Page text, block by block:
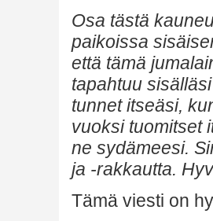
Osa tästä
paikoissa
että tämä
tapahtuu
tunnet itseäsi,
vuoksi tuomitset
ne sydämeesi.
ja -rakkautta.
Tämä viesti on